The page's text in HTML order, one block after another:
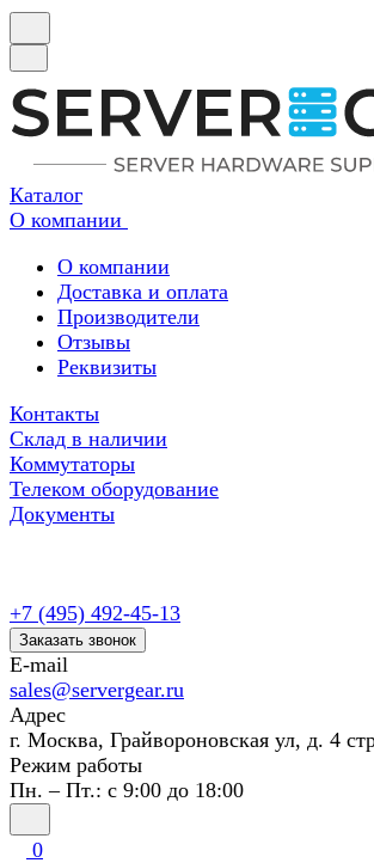
Каталог
О компании
О компании
Доставка и оплата
Производители
Отзывы
Реквизиты
Контакты
Склад в наличии
Коммутаторы
Телеком оборудование
Документы
+7 (495) 492-45-13
Заказать звонок
E-mail
sales@servergear.ru
Адрес
г. Москва, Грайвороновская ул, д. 4
Режим работы
Пн. – Пт.: с 9:00 до 18:00
0